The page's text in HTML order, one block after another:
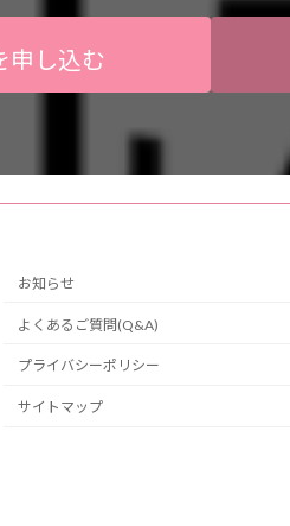
申し込む
お知らせ
よくあるご質問(Q&A)
プライバシーポリシー
サイトマップ